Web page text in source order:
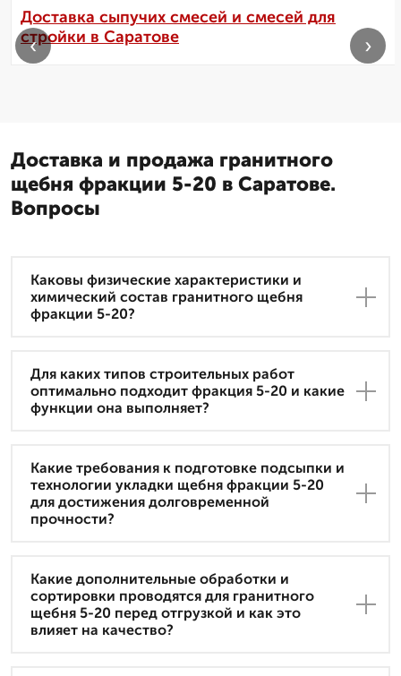
Доставка сыпучих смесей и смесей для
стройки в Саратове
‹ ›
Доставка и продажа гранитного
щебня фракции 5-20 в Саратове.
Вопросы
Каковы физические характеристики и
химический состав гранитного щебня
фракции 5-20?
Для каких типов строительных работ
оптимально подходит фракция 5-20 и какие
функции она выполняет?
Какие требования к подготовке подсыпки и
технологии укладки щебня фракции 5-20
для достижения долговременной
прочности?
Какие дополнительные обработки и
сортировки проводятся для гранитного
щебня 5-20 перед отгрузкой и как это
влияет на качество?